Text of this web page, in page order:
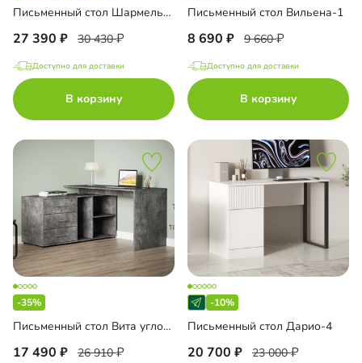
Письменный стол Шармель-4 Лайф Эмаль
27 390 30 430
Доступно для доставки
В корзину
Письменный стол Вильена-1
8 690 9 660
Доступно для доставки
В корзину
-35%
Письменный стол Вита угловой
17 490 26 910
-10%
Письменный стол Дарио-4
20 700 23 000